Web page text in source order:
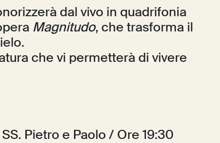
dal vivo in quadrifonia
Magnitudo, che trasforma il
che vi permetterà di vivere
Pietro e Paolo / Ore 19:30